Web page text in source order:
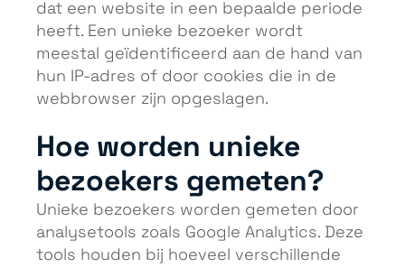
dat een website in een bepaalde periode
heeft. Een unieke bezoeker wordt
meestal geïdentificeerd aan de hand van
hun IP-adres of door cookies die in de
webbrowser zijn opgeslagen.
Hoe worden unieke
bezoekers gemeten?
Unieke bezoekers worden gemeten door
analysetools zoals Google Analytics. Deze
tools houden bij hoeveel verschillende